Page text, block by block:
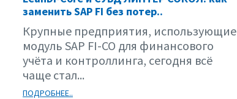
заменить SAP FI без потер..
Крупные предприятия, использующие
модуль SAP FI-CO для финансового
учёта и контроллинга, сегодня всё
чаще стал...
ПОДРОБНЕЕ..